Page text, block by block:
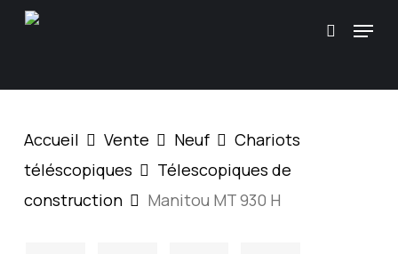
Skip
Menu
Accueil Vente Neuf
Chariots
téléscopiques
Télescopiques de
construction
Manitou MT 930 H